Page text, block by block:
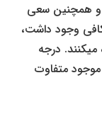
و همچنین سعی
کافی وجود داشت،
می­کنند. درجه
موجود متفاوت